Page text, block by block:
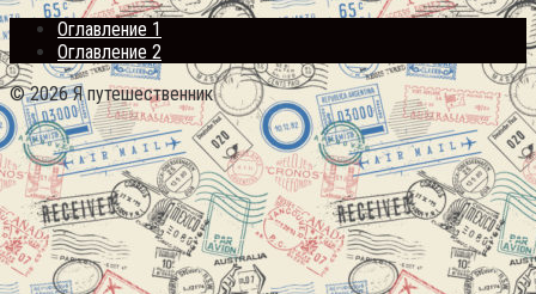
Оглавление 1
Оглавление 2
© 2026 Я путешественник